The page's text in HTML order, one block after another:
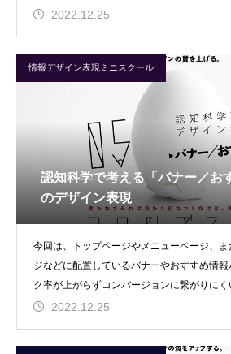
2022.12.25
情報デザイン表現ミニスクール
認知科学で考える「バナー／お
のデザイン表現
今回は、トップページやメニューページ、
ジなどに配置しているバナーやおすすめ情
ク率が上がらずコンバージョンに繋がりに
ザーに行動を起こさせ
2022.12.25